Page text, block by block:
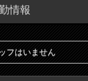
情報
フはいません